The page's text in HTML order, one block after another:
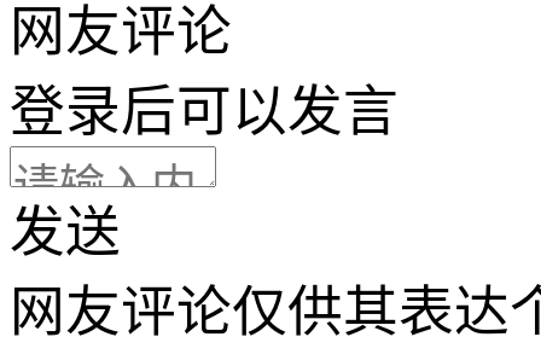
网友评论
登录后可以发言
发送
网友评论仅供其表达